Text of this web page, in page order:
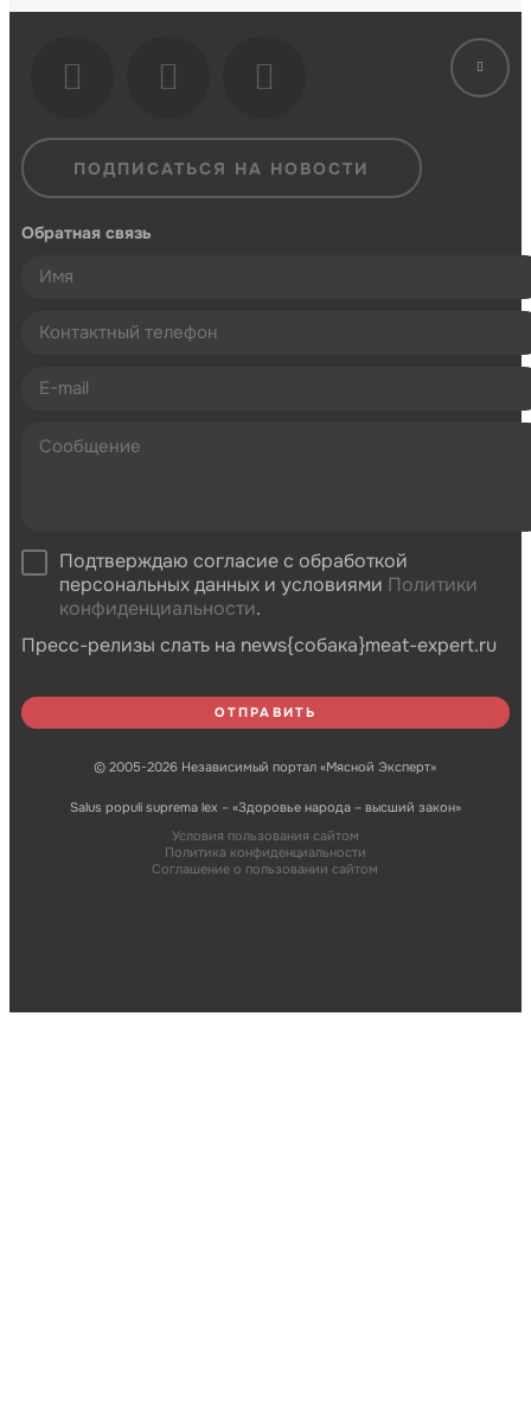
ПОДПИСАТЬСЯ НА НОВОСТИ
Обратная связь
Подтверждаю согласие с обработкой
персональных данных и условиями Политики
конфиденциальности.
Пресс-релизы слать на news{собака}meat-expert.ru
© 2005-2026 Независимый портал «Мясной Эксперт»
Salus populi suprema lex – «Здоровье народа – высший закон»
Условия пользования сайтом
Политика конфиденциальности
Соглашение о пользовании сайтом